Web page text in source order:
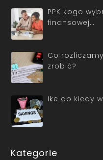
PPK kogo
finansowej…
Co
zrobić?
Ike do kiedy
Kategorie